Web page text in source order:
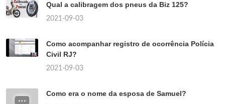
Qual a calibragem dos pneus da Biz 125?
2021-09-03
Como acompanhar registro de ocorrência Polícia
Civil RJ?
2021-09-03
Como era o nome da esposa de Samuel?